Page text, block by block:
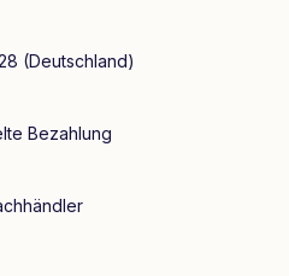
(Deutschland)
Bezahlung